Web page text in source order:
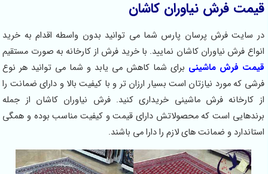
قیمت فرش نیاوران کاشان
در سایت فرش پرسان پارس شما می توانید بدون واسطه اقدام به خرید
انواع فرش نیاوران کاشان نمایید. با خرید فرش از کارخانه به صورت مستقیم
قیمت فرش ماشینی برای شما کاهش می یابد و شما می توانید هر نوع
فرشی که مورد نیازتان است بسیار ارزان تر و با کیفیت بالا و دارای ضمانت را
از کارخانه فرش ماشینی خریداری کنید. فرش نیاوران کاشان از جمله
برندهایی است که محصولاتش دارای قیمت و کیفیت مناسب بوده و همگی
استاندارد و ضمانت های لازم را دارا می باشند.